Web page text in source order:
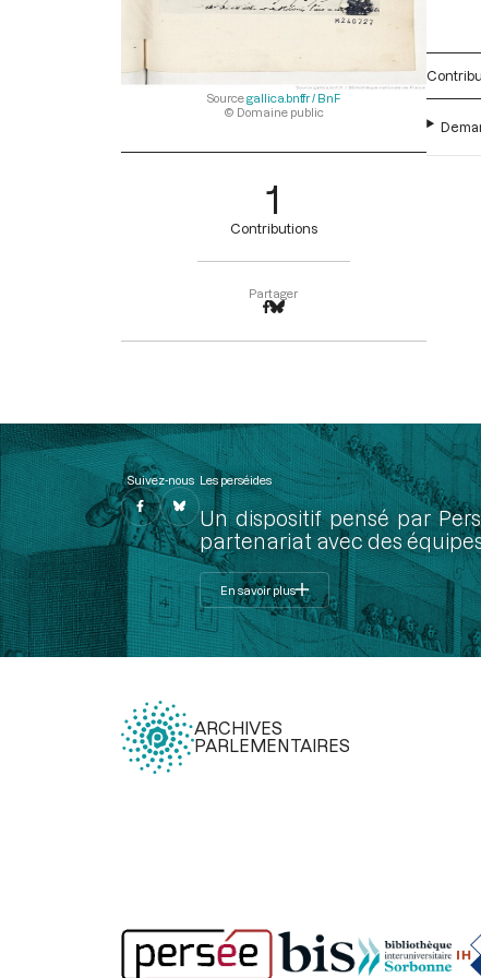
Sourcegallica.bnf.fr / BnF
© Domaine public
1
Contributions
Partager
Suivez-nous Les perséides
Un dispositif pensé par
partenariat avec des
En savoir plus
ARCHIVES
PARLEMENTAIRES